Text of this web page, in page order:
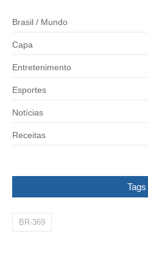
Brasil / Mundo
Capa
Entretenimento
Esportes
Notícias
Receitas
Tags
BR-369